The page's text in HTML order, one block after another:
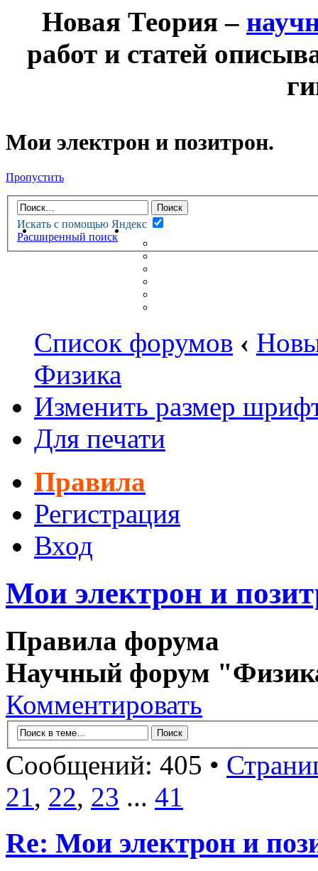
Новая Теория –
работ и статей
Мои электрон и позитрон.
Пропустить
Искать с помощью Яндекс
Расширенный поиск
НОВАЯ ТЕОРИЯФОРУМ
НЕПРОЧИТАННЫЕ
Список форумов ‹
Физика
Изменить размер
Для печати
Правила
Регистрация
Вход
Мои электрон и
Правила форума
Научный форум
Комментировать
Сообщений: 405 •
21, 22, 23 ... 41
Re: Мои электрон и